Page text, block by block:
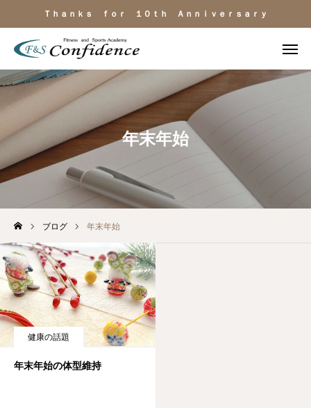
Ｔｈａｎｋｓ ｆｏｒ １０ｔｈ Ａｎｎｉｖｅｒｓａｒｙ
年末年始
ブログ 年末年始
健康の話題
年末年始の体型維持
施設見学 ＬＩＮＥ相談
電話
施設のご紹介
運動目的
トレーナー紹介
アクセス
ブログ